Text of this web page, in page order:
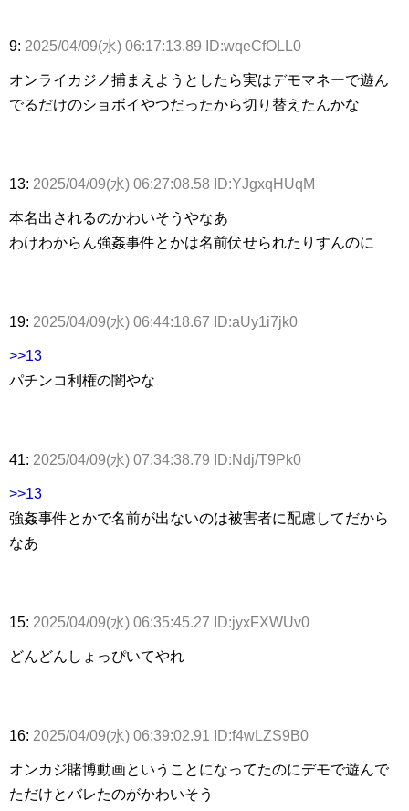
9: 2025/04/09(水) 06:17:13.89 ID:wqeCfOLL0
オンライカジノ捕まえようとしたら実はデモマネーで遊ん
でるだけのショボイやつだったから切り替えたんかな
13: 2025/04/09(水) 06:27:08.58 ID:YJgxqHUqM
本名出されるのかわいそうやなあ
わけわからん強姦事件とかは名前伏せられたりすんのに
19: 2025/04/09(水) 06:44:18.67 ID:aUy1i7jk0
>>13
パチンコ利権の闇やな
41: 2025/04/09(水) 07:34:38.79 ID:Ndj/T9Pk0
>>13
強姦事件とかで名前が出ないのは被害者に配慮してだから
なあ
15: 2025/04/09(水) 06:35:45.27 ID:jyxFXWUv0
どんどんしょっぴいてやれ
16: 2025/04/09(水) 06:39:02.91 ID:f4wLZS9B0
オンカジ賭博動画ということになってたのにデモで遊んで
ただけとバレたのがかわいそう